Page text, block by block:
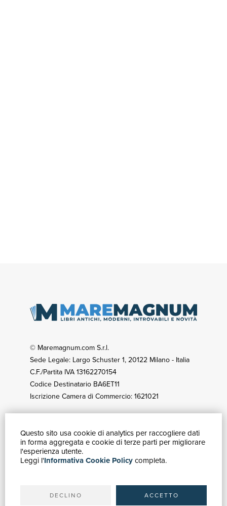
Questo sito usa cookie di analytics per raccogliere dati
in forma aggregata e cookie di terze parti per migliorare
l'esperienza utente.
Leggi l'Informativa Cookie Policycompleta.
DECLINO ACCETTO
© Maremagnum.com S.r.l.
Sede Legale: Largo Schuster 1, 20122 Milano - Italia
C.F./Partita IVA 13162270154
Codice Destinatario BA6ET11
Iscrizione Camera di Commercio: 1621021
GUIDA ACQUISTI
Catalogo
Ricerca avanzata
Spedizioni